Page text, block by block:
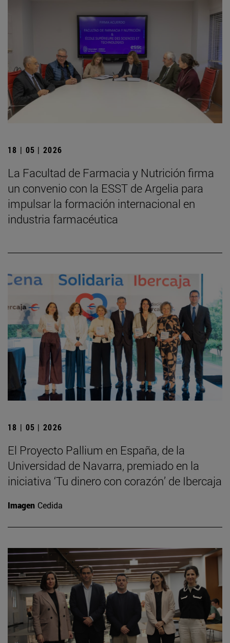
18 | 05 | 2026
La Facultad de Farmacia y Nutrición firma
un convenio con la ESST de Argelia para
impulsar la formación internacional en
industria farmacéutica
18 | 05 | 2026
El Proyecto Pallium en España, de la
Universidad de Navarra, premiado en la
iniciativa ‘Tu dinero con corazón’ de Ibercaja
Imagen Cedida